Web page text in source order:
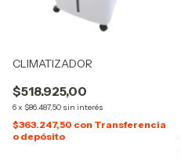
CLIMATIZADOR
$518.925,00
6x $86.487,50 sin interés
$363.247,50 con Transferencia
o depósito